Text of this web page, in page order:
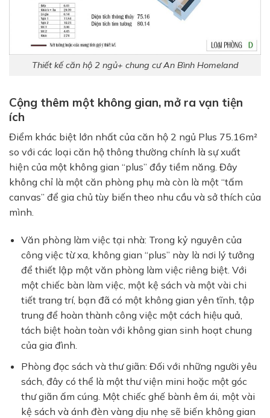
Thiết kế căn hộ 2 ngủ+ chung cư An Bình Homeland
Cộng thêm một không gian, mở ra vạn tiện
ích
Điểm khác biệt lớn nhất của căn hộ 2 ngủ Plus 75.16m²
so với các loại căn hộ thông thường chính là sự xuất
hiện của một không gian “plus” đầy tiềm năng. Đây
không chỉ là một căn phòng phụ mà còn là một “tấm
canvas” để gia chủ tùy biến theo nhu cầu và sở thích của
mình.
Văn phòng làm việc tại nhà: Trong kỷ nguyên của
công việc từ xa, không gian “plus” này là nơi lý tưởng
để thiết lập một văn phòng làm việc riêng biệt. Với
một chiếc bàn làm việc, một kệ sách và một vài chi
tiết trang trí, bạn đã có một không gian yên tĩnh, tập
trung để hoàn thành công việc một cách hiệu quả,
tách biệt hoàn toàn với không gian sinh hoạt chung
của gia đình.
Phòng đọc sách và thư giãn: Đối với những người yêu
sách, đây có thể là một thư viện mini hoặc một góc
thư giãn ấm cúng. Một chiếc ghế bành êm ái, một vài
kệ sách và ánh đèn vàng dịu nhẹ sẽ biến không gian